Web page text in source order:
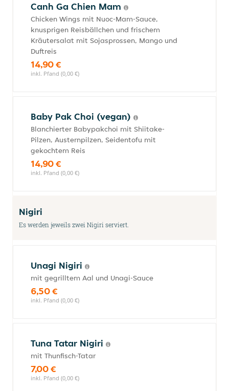
Canh Ga Chien Mam
Chicken Wings mit Nuoc-Mam-Sauce,
knusprigen Reisbällchen und frischem
Kräutersalat mit Sojasprossen, Mango und
Duftreis
14,90 €
inkl. Pfand (0,00 €)
Baby Pak Choi (vegan)
Blanchierter Babypakchoi mit Shiitake-
Pilzen, Austernpilzen, Seidentofu mit
gekochtem Reis
14,90 €
inkl. Pfand (0,00 €)
Nigiri
Es werden jeweils zwei Nigiri serviert.
Unagi Nigiri
mit gegrilltem Aal und Unagi-Sauce
6,50 €
inkl. Pfand (0,00 €)
Tuna Tatar Nigiri
mit Thunfisch-Tatar
7,00 €
inkl. Pfand (0,00 €)